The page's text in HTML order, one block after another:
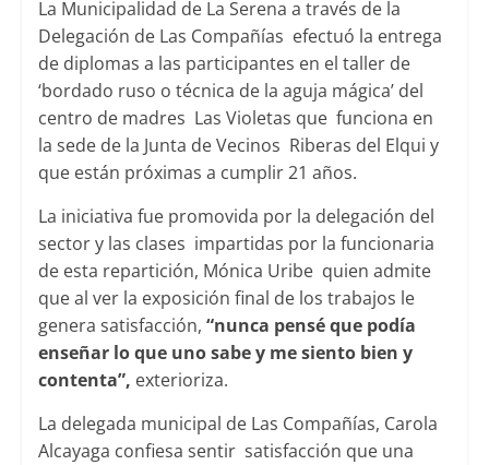
La Municipalidad de La Serena a través de la
Delegación de Las Compañías efectuó la entrega
de diplomas a las participantes en el taller de
‘bordado ruso o técnica de la aguja mágica’ del
centro de madres Las Violetas que funciona en
la sede de la Junta de Vecinos Riberas del Elqui y
que están próximas a cumplir 21 años.
La iniciativa fue promovida por la delegación del
sector y las clases impartidas por la funcionaria
de esta repartición, Mónica Uribe quien admite
que al ver la exposición final de los trabajos le
genera satisfacción, “nunca pensé que podía
enseñar lo que uno sabe y me siento bien y
contenta”, exterioriza.
La delegada municipal de Las Compañías, Carola
Alcayaga confiesa sentir satisfacción que una